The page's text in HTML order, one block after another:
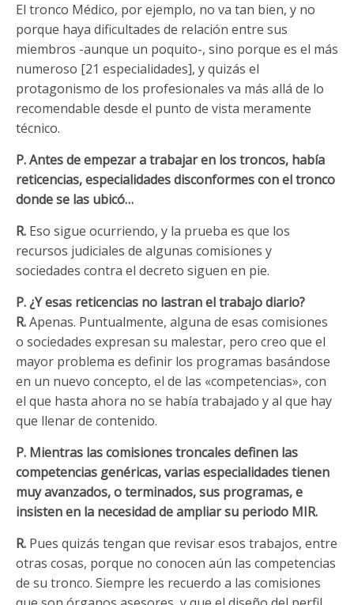
El tronco Médico, por ejemplo, no va tan bien, y no
porque haya dificultades de relación entre sus
miembros -aunque un poquito-, sino porque es el más
numeroso [21 especialidades], y quizás el
protagonismo de los profesionales va más allá de lo
recomendable desde el punto de vista meramente
técnico.
P. Antes de empezar a trabajar en los troncos, había
reticencias, especialidades disconformes con el tronco
donde se las ubicó…
R. Eso sigue ocurriendo, y la prueba es que los
recursos judiciales de algunas comisiones y
sociedades contra el decreto siguen en pie.
P. ¿Y esas reticencias no lastran el trabajo diario?
R.Apenas. Puntualmente, alguna de esas comisiones
o sociedades expresan su malestar, pero creo que el
mayor problema es definir los programas basándose
en un nuevo concepto, el de las «competencias», con
el que hasta ahora no se había trabajado y al que hay
que llenar de contenido.
P. Mientras las comisiones troncales definen las
competencias genéricas, varias especialidades tienen
muy avanzados, o terminados, sus programas, e
insisten en la necesidad de ampliar su periodo MIR.
R. Pues quizás tengan que revisar esos trabajos, entre
otras cosas, porque no conocen aún las competencias
de su tronco. Siempre les recuerdo a las comisiones